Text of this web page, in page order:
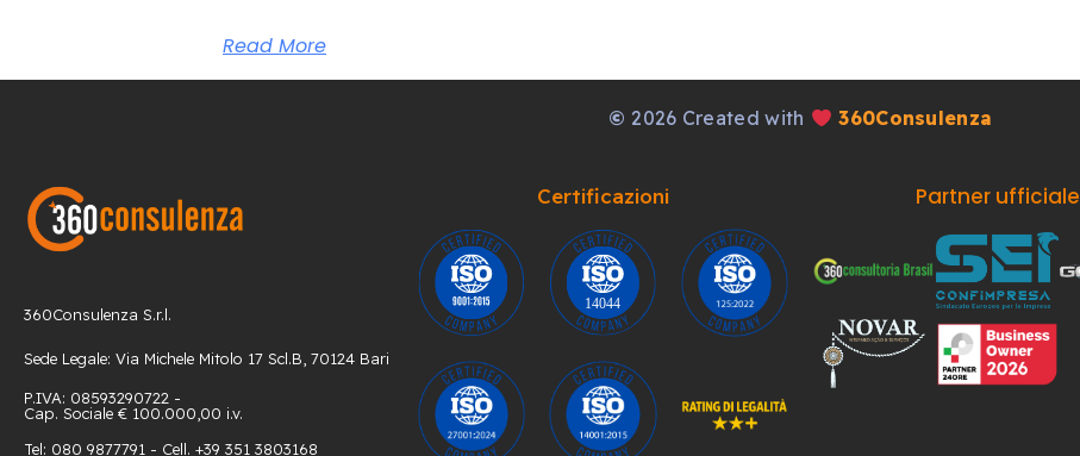
Read More
© 2026 Created with 360Consulenza
360Consulenza S.r.l.
Sede Legale: Via Michele Mitolo 17 Scl.B, 70124 Bari
P.IVA: 08593290722 -
Cap. Sociale € 100.000,00 i.v.
Tel: 080 9877791 - Cell. +39 351 3803168
Certificazioni Partner ufficiale